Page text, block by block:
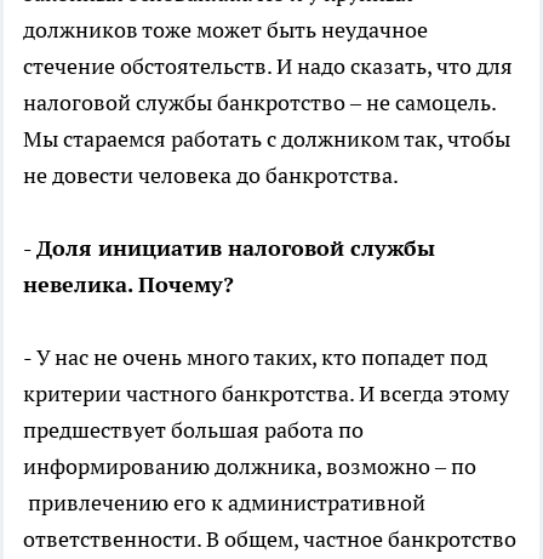
должников тоже может быть неудачное
стечение обстоятельств. И надо сказать, что для
налоговой службы банкротство – не самоцель.
Мы стараемся работать с должником так, чтобы
не довести человека до банкротства.
- Доля инициатив налоговой службы
невелика. Почему?
- У нас не очень много таких, кто попадет под
критерии частного банкротства. И всегда этому
предшествует большая работа по
информированию должника, возможно – по
привлечению его к административной
ответственности. В общем, частное банкротство